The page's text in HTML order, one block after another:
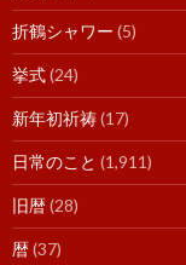
折鶴シャワー (5)
挙式(24)
新年初祈祷(17)
日常のこと (1,911)
旧暦(28)
暦(37)